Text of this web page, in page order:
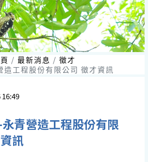
最新消息
徵才
造工程股份有限公司 徵才資訊
青營造工程股份有限
訊